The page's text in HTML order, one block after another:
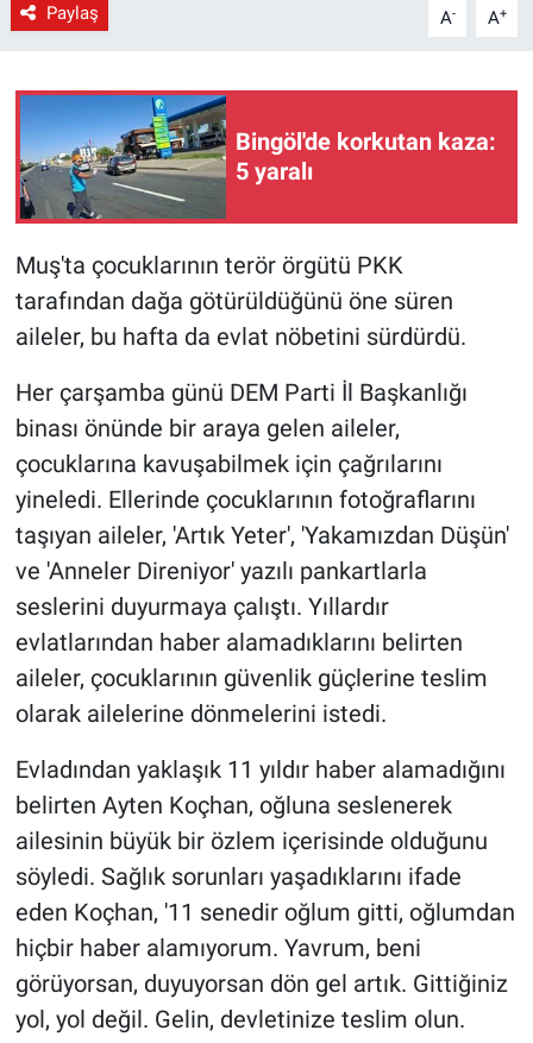
Paylaş A- A+
Bingöl'de korkutan kaza:
5 yaralı
Muş'ta çocuklarının terör örgütü PKK
tarafından dağa götürüldüğünü öne süren
aileler, bu hafta da evlat nöbetini sürdürdü.
Her çarşamba günü DEM Parti İl Başkanlığı
binası önünde bir araya gelen aileler,
çocuklarına kavuşabilmek için çağrılarını
yineledi. Ellerinde çocuklarının fotoğraflarını
taşıyan aileler, 'Artık Yeter', 'Yakamızdan Düşün'
ve 'Anneler Direniyor' yazılı pankartlarla
seslerini duyurmaya çalıştı. Yıllardır
evlatlarından haber alamadıklarını belirten
aileler, çocuklarının güvenlik güçlerine teslim
olarak ailelerine dönmelerini istedi.
Evladından yaklaşık 11 yıldır haber alamadığını
belirten Ayten Koçhan, oğluna seslenerek
ailesinin büyük bir özlem içerisinde olduğunu
söyledi. Sağlık sorunları yaşadıklarını ifade
eden Koçhan, '11 senedir oğlum gitti, oğlumdan
hiçbir haber alamıyorum. Yavrum, beni
görüyorsan, duyuyorsan dön gel artık. Gittiğiniz
yol, yol değil. Gelin, devletinize teslim olun.
Spor
Yerel